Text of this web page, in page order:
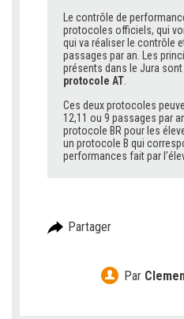
Le contrôle de
protocoles officiels, qui
qui va réaliser le contrôle
passages par an. Les
présents dans le Jura sont
protocole AT
Ces deux protocoles
12,11 ou 9 passages par
protocole BR pour les
un protocole B qui
performances fait par
Partager
Par